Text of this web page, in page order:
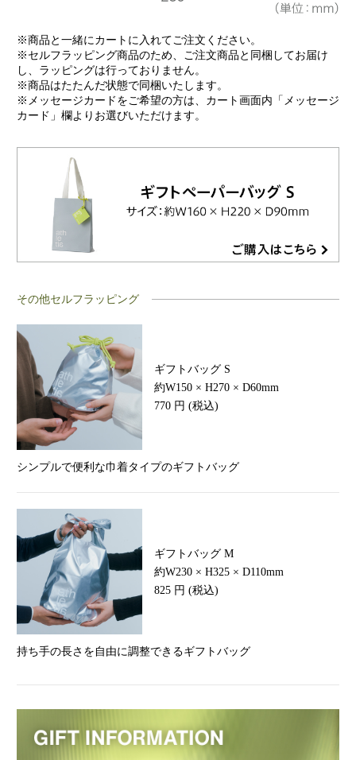
※商品と一緒にカートに入れてご注文ください。
※セルフラッピング商品のため、ご注文商品と同梱してお届け
し、ラッピングは行っておりません。
※商品はたたんだ状態で同梱いたします。
※メッセージカードをご希望の方は、カート画面内「メッセージ
カード」欄よりお選びいただけます。
その他セルフラッピング
ギフトバッグ S
約W150 × H270 × D60mm
770 円 (税込)
シンプルで便利な巾着タイプのギフトバッグ
ギフトバッグ M
約W230 × H325 × D110mm
825 円 (税込)
持ち手の長さを自由に調整できるギフトバッグ